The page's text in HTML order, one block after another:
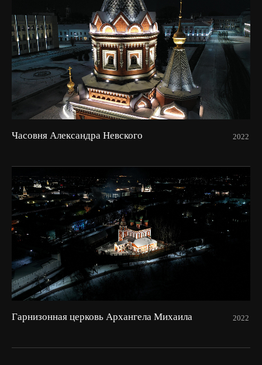
Часовня Александра Невского 2022
Гарнизонная церковь Архангела Михаила 2022